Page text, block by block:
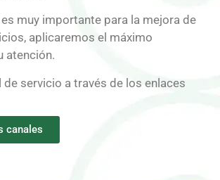
muy importante para la mejora de
aplicaremos el máximo
atención.
de servicio a través de los enlaces
canales